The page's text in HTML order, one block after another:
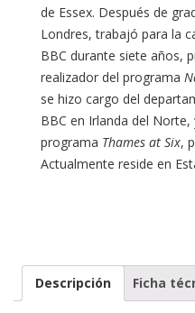
de Essex. Después de
Londres, trabajó para la
BBC durante siete años,
realizador del programa
se hizo cargo del
BBC en Irlanda del
programa Thames at Six,
Actualmente reside en
Descripción Ficha